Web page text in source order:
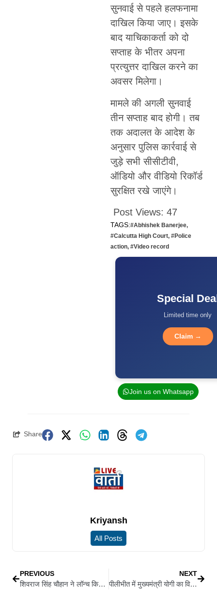
सुनवाई से पहले हलफनामा
दाखिल किया जाए। इसके
बाद याचिकाकर्ता को दो
सप्ताह के भीतर अपना
प्रत्युत्तर दाखिल करने का
अवसर मिलेगा।
मामले की अगली सुनवाई
तीन सप्ताह बाद होगी। तब
तक अदालत के आदेश के
अनुसार पुलिस कार्रवाई से
जुड़े सभी सीसीटीवी,
ऑडियो और वीडियो रिकॉर्ड
सुरक्षित रखे जाएंगे।
Post Views: 47
TAGS:#Abhishek Banerjee,
#Calcutta High Court, #Police
action, #Video record
Special
Limited time only
Claim →
Join us on Whatsapp
Share
Kriyansh
All Posts
PREVIOUS
शिवराज सिंह चौहान ने लॉन्च किया ‘लखपति दीदी डैशबोर्ड’ और ‘शी लीप्स’ प्लेटफॉर्म, छह करोड़ महिलाओं को सशक्त बनाने का लक्ष्य
NEXT
पीलीभीत में मुख्यमंत्री योगी का विपक्ष पर हमला, बोले- कांग्रेस के पापों के कारण पाकिस्तान और बांग्लादेश बना